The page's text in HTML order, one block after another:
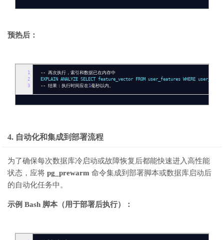
预热后：
1
2
3
-- 再次执行，索引和数据已在内存中
EXPLAIN ANALYZE SELECT feature_vector FROM user_features WHERE user_id
-- 结果：执行时间应在1毫秒以内。
4. 自动化和集成到部署流程
为了确保每次数据库冷启动或故障恢复后都能快速进入高性能
状态，应将 pg_prewarm 命令集成到部署脚本或数据库启动后
的自动化任务中。
示例 Bash 脚本（用于部署后执行）：